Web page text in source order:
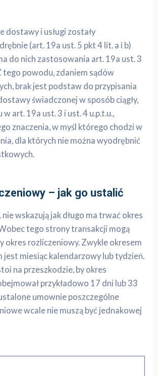
dostawy i usługi zostały
(art. 19a ust. 5 pkt 4 lit. a i b)
do nich zastosowania art. 19a ust. 3
tego powodu, zdaniem sądów
brak jest podstaw do przypisania
świadczonej w sposób ciągły,
art. 19a ust. 3 i ust. 4 u.p.t.u.,
znaczenia, w myśl którego chodzi w
dla których nie można wyodrębnić
– jak go ustalić
nie wskazują jak długo ma trwać okres
tego strony transakcji mogą
okres rozliczeniowy. Zwykle okresem
jest miesiąc kalendarzowy lub tydzień.
na przeszkodzie, by okres
przykładowo 17 dni lub 33
umownie poszczególne
wcale nie muszą być jednakowej